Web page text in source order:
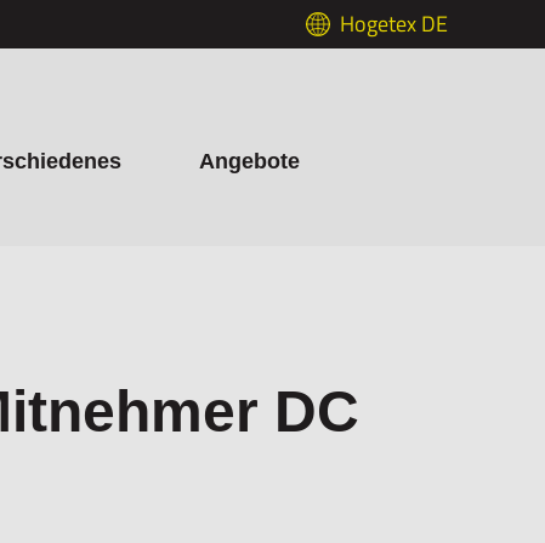
Hogetex DE
Angebote
DC